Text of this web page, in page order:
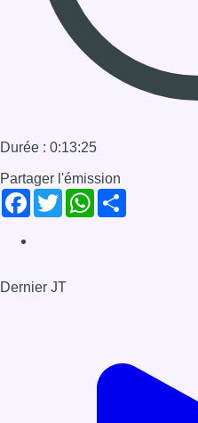
Durée : 0:13:25
Partager l'émission
Facebook
TwitterWhatsApp
Dernier JT